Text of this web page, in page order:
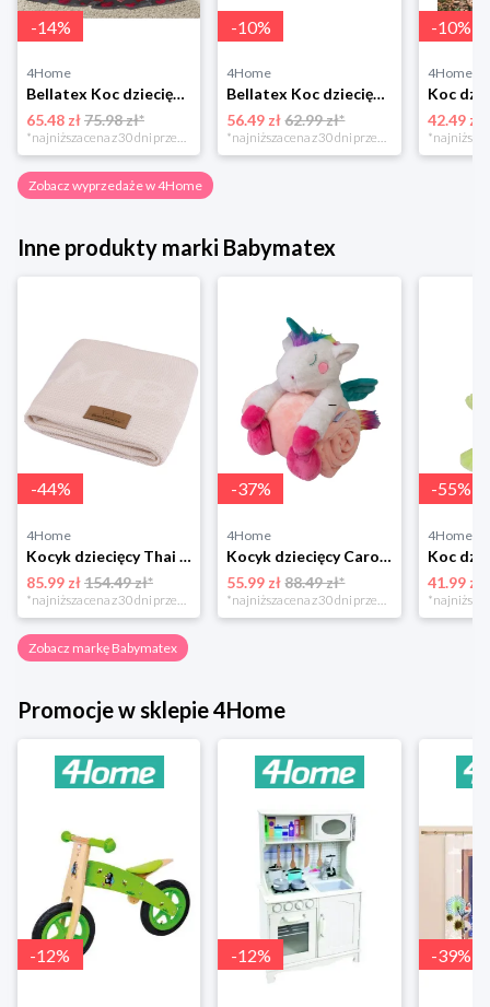
-14%
4Home
Bellatex Koc dziecięcy Ella Serduszka, 100 x 155 cm
65.48 zł75.98 zł*
*najniższa cena z 30 dni przed obniżką
-10%
4Home
Bellatex Koc dziecięcy Bára Butterfly różowy, 75 x 100 cm
56.49 zł 62.99 zł*
*najniższa cena z 30 dni przed obniżką
-10%
4Home
42.49 zł
Zobacz wyprzedaże w 4Home
Inne produkty marki Babymatex
-44%
4Home
Kocyk dziecięcy Thai beżowy, 75 x 100 cm BabyMatex
85.99 zł154.49 zł*
-37%
4Home
Kocyk dziecięcy Carol z pluszakiem jednorożec, 85 x 100 cm BabyMatex
55.99 zł 88.49 zł*
-55%
4Home
41.99 zł
Zobacz markę Babymatex
Promocje w sklepie 4Home
-12% -12% -39%